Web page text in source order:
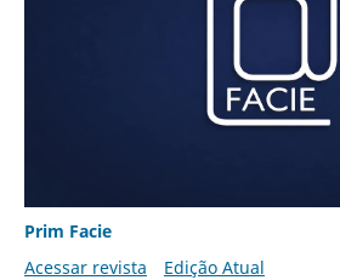
Prim Facie
Acessar revista
Edição Atual